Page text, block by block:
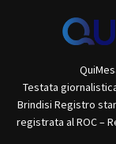
Testata
Brindisi Registro
registrata al ROC –